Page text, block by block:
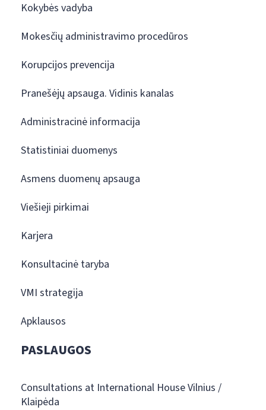
Kokybės vadyba
Mokesčių administravimo procedūros
Korupcijos prevencija
Pranešėjų apsauga. Vidinis kanalas
Administracinė informacija
Statistiniai duomenys
Asmens duomenų apsauga
Viešieji pirkimai
Karjera
Konsultacinė taryba
VMI strategija
Apklausos
PASLAUGOS
Consultations at International House Vilnius /
Klaipėda